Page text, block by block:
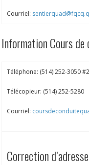
Courriel:
Information Cours de
Téléphone: (514) 252-3050
Télécopieur: (514) 252-5280
Courriel:
Correction